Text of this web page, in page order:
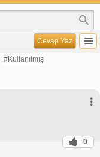
Cevap Yaz
#Kullanılmış
0